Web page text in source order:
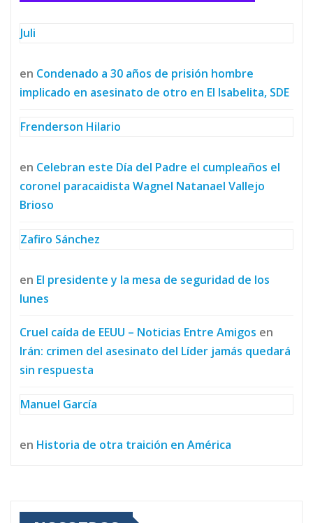
Juli
en Condenado a 30 años de prisión hombre
implicado en asesinato de otro en El Isabelita, SDE
Frenderson Hilario
en Celebran este Día del Padre el cumpleaños el
coronel paracaidista Wagnel Natanael Vallejo
Brioso
Zafiro Sánchez
en El presidente y la mesa de seguridad de los
lunes
Cruel caída de EEUU – Noticias Entre Amigos en
Irán: crimen del asesinato del Líder jamás quedará
sin respuesta
Manuel García
en Historia de otra traición en América